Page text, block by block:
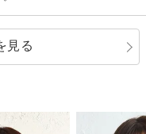
だけというものであり、今
なく、こんなことのために
感じます。 前回はシャンプ
さった美容師の方の接客や貴
の件は、非常に残念です。
見る